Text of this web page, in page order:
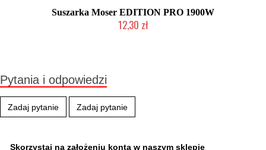
Suszarka Moser EDITION PRO 1900W
12,30 zł
Pytania i odpowiedzi
Zadaj pytanie Zadaj pytanie
Skorzystaj na założeniu konta w naszym sklepie